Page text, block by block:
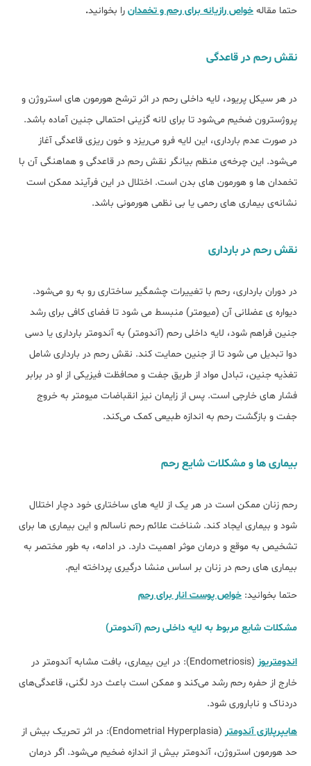
حتما مقاله خواص رازیانه برای رحم و تخمدان را بخوانید.
نقش رحم در قاعدگی
در هر سیکل پریود، لایه داخلی رحم در اثر ترشح هورمون ‌های استروژن و
پروژسترون ضخیم می‌شود تا برای لانه ‌گزینی احتمالی جنین آماده باشد.
در صورت عدم بارداری، این لایه فرو می‌ریزد و خون‌ ریزی قاعدگی آغاز
می‌شود. این چرخه‌ی منظم بیانگر نقش رحم در قاعدگی و هماهنگی آن با
تخمدان ‌ها و هورمون های بدن است. اختلال در این فرآیند ممکن است
نشانه‌ی بیماری‌ های رحمی یا بی ‌نظمی هورمونی باشد.
نقش رحم در بارداری
در دوران بارداری، رحم با تغییرات چشمگیر ساختاری رو به‌ رو می‌شود.
دیواره ‌ی عضلانی آن (میومتر) منبسط می ‌شود تا فضای کافی برای رشد
جنین فراهم شود، لایه داخلی رحم (آندومتر) به آندومتر بارداری یا دسی
‌دوا تبدیل می ‌شود تا از جنین حمایت کند. نقش رحم در بارداری شامل
تغذیه جنین، تبادل مواد از طریق جفت و محافظت فیزیکی از او در برابر
فشار های خارجی است. پس از زایمان نیز انقباضات میومتر به خروج
جفت و بازگشت رحم به اندازه طبیعی کمک می‌کند.
بیماری ها و مشکلات شایع رحم
رحم زنان ممکن است در هر یک از لایه ‌های ساختاری خود دچار اختلال
شود و بیماری ایجاد کند. شناخت علائم رحم ناسالم و این بیماری ‌ها برای
تشخیص به‌ موقع و درمان موثر اهمیت دارد. در ادامه، به طور مختصر به
بیماری ‌های رحم در زنان بر اساس منشا درگیری پرداخته ایم.
حتما بخوانید: خواص پوست انار برای رحم
مشکلات شایع مربوط به لایه داخلی رحم (آندومتر)
اندومتریوز
(Endometriosis): در این بیماری، بافت مشابه آندومتر در
خارج از حفره رحم رشد می‌کند و ممکن است باعث درد لگنی، قاعدگی‌های
دردناک و ناباروری شود.
هایپرپلازی آندومتر
(Endometrial Hyperplasia): در اثر تحریک بیش از
حد هورمون استروژن، آندومتر بیش از اندازه ضخیم می‌شود. اگر درمان